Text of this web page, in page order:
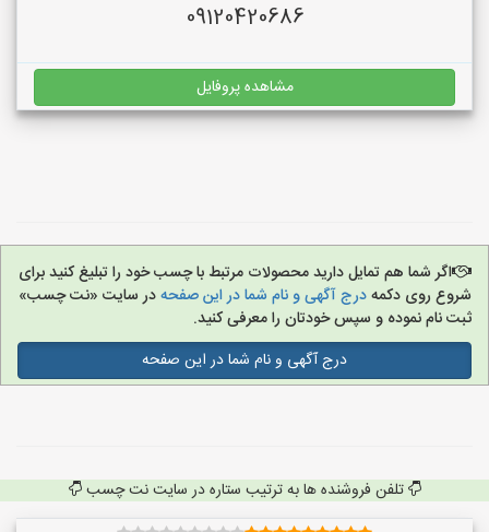
09120420686
مشاهده پروفایل
اگر شما هم تمایل دارید محصولات مرتبط با چسب خود را تبلیغ کنید برای
شروع روی دکمهدرج آگهی و نام شما در این صفحهدر سایت «نت چسب»
ثبت نام نموده و سپس خودتان را معرفی کنید.
درج آگهی و نام شما در این صفحه
تلفن فروشنده ها به ترتیب ستاره در سایت نت چسب